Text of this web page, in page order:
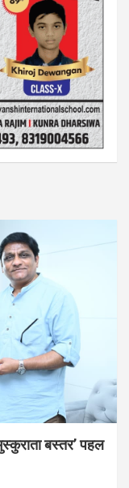
बस्तर’ पहल